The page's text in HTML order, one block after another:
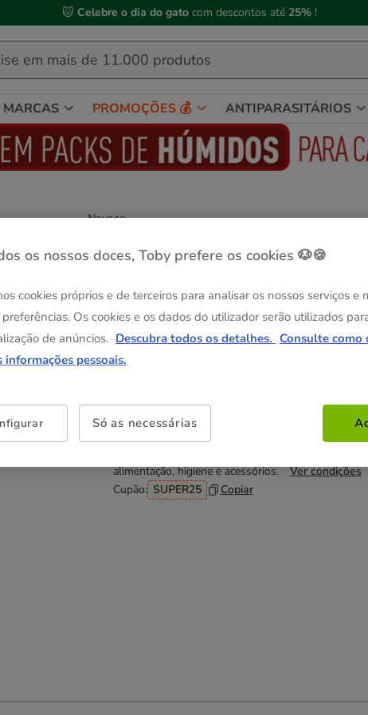
🐱 Celebre o dia do gato com descontos até 25% !
MARCAS PROMOÇÕES 💰 ANTIPARASITÁRIOS
Nayeco
cães
50 x 3.8 cm Guia de
50 x 3.8 cm
14.39€
Não perca esta promoção
alimentação, higiene e acessórios. Ver condições
Cupão: SUPER25 Copiar
os nossos doces, Toby prefere os cookies 🐶🍪
cookies próprios e de terceiros para analisar os nossos serviços e
preferências. Os cookies e os dados do utilizador serão utilizados
de anúncios. Descubra todos os detalhes. Consulte como
informações pessoais.
Só as necessárias